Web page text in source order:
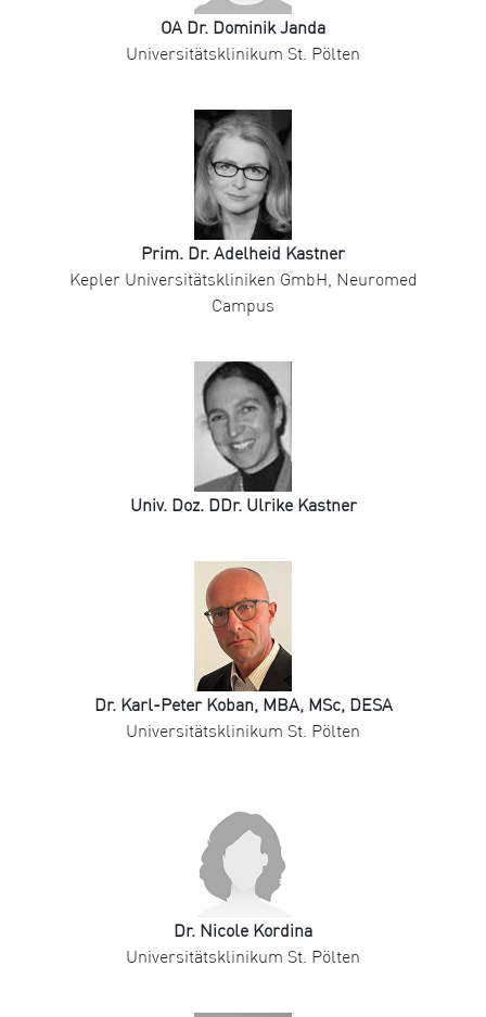
OA Dr. Dominik Janda
Universitätsklinikum St. Pölten
Prim. Dr. Adelheid Kastner
Kepler Universitätskliniken GmbH, Neuromed
Campus
Univ. Doz. DDr. Ulrike Kastner
Dr. Karl-Peter Koban, MBA, MSc, DESA
Universitätsklinikum St. Pölten
Dr. Nicole Kordina
Universitätsklinikum St. Pölten